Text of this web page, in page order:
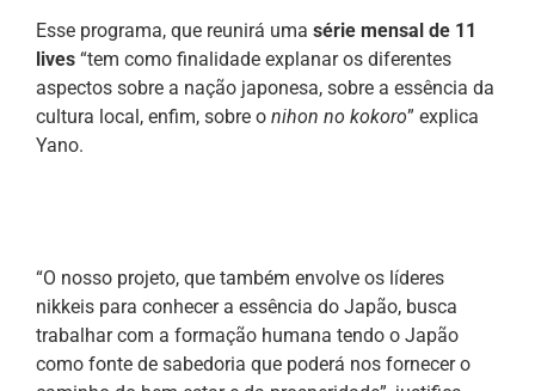
Esse programa, que reunirá uma série mensal de 11
lives “tem como finalidade explanar os diferentes
aspectos sobre a nação japonesa, sobre a essência da
cultura local, enfim, sobre o nihon no kokoro” explica
Yano.
“O nosso projeto, que também envolve os líderes
nikkeis para conhecer a essência do Japão, busca
trabalhar com a formação humana tendo o Japão
como fonte de sabedoria que poderá nos fornecer o